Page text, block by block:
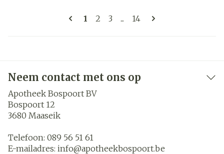
Pagina's
U lees momenteel pagina
1 Pagina
2 Pagina
3 ... Pagina
14
Neem contact met ons op
Apotheek Bospoort BV
Bospoort 12
3680 Maaseik
Telefoon: 089 56 51 61
E-mailadres: info@apotheekbospoort.be